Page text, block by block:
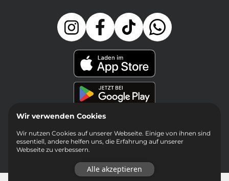
Wir verwenden Cookies
Wir nutzen Cookies auf unserer Webseite. Einige von ihnen sind
essentiell, andere helfen uns, die Erfahrung auf unserer
Webseite zu verbessern.
Alle akzeptieren